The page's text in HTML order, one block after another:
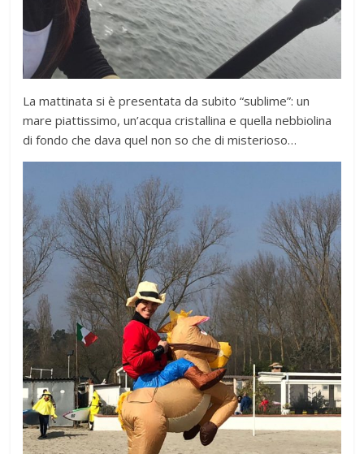
La mattinata si è presentata da subito “sublime”: un
mare piattissimo, un’acqua cristallina e quella nebbiolina
di fondo che dava quel non so che di misterioso…